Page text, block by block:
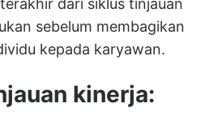
dari siklus tinjauan
sebelum membagikan
kepada karyawan.
kinerja: